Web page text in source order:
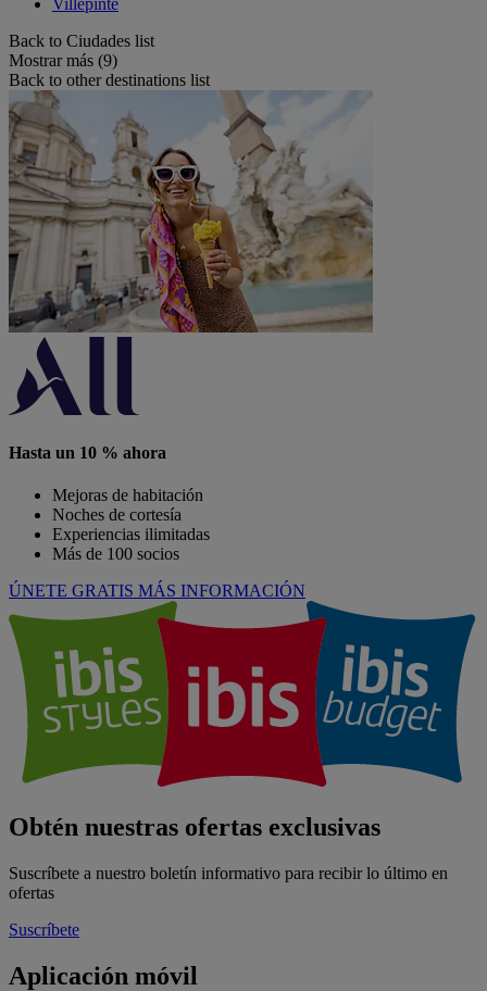
Villepinte
Back to Ciudades list
Mostrar más (9)
Back to other destinations list
Hasta un 10 % ahora
Mejoras de habitación
Noches de cortesía
Experiencias ilimitadas
Más de 100 socios
ÚNETE GRATIS MÁS INFORMACIÓN
Obtén nuestras ofertas exclusivas
Suscríbete a nuestro boletín informativo para recibir lo último en
ofertas
Suscríbete
Aplicación móvil